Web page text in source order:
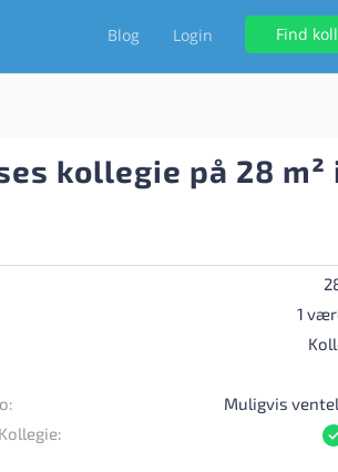
Blog Login Find
kollegie på 28 m²
1
Muligvis